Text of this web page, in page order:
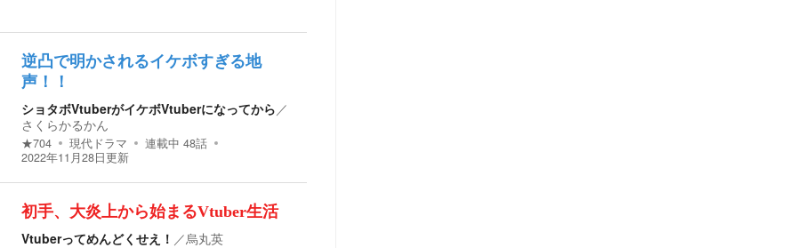
逆凸で明かされるイケボすぎる地
声！！
ショタボVtuberがイケボVtuberになってから／
さくらかるかん
★704 現代ドラマ 連載中 48話
2022年11月28日更新
初手、大炎上から始まるVtuber生活
Vtuberってめんどくせえ！ ／烏丸英